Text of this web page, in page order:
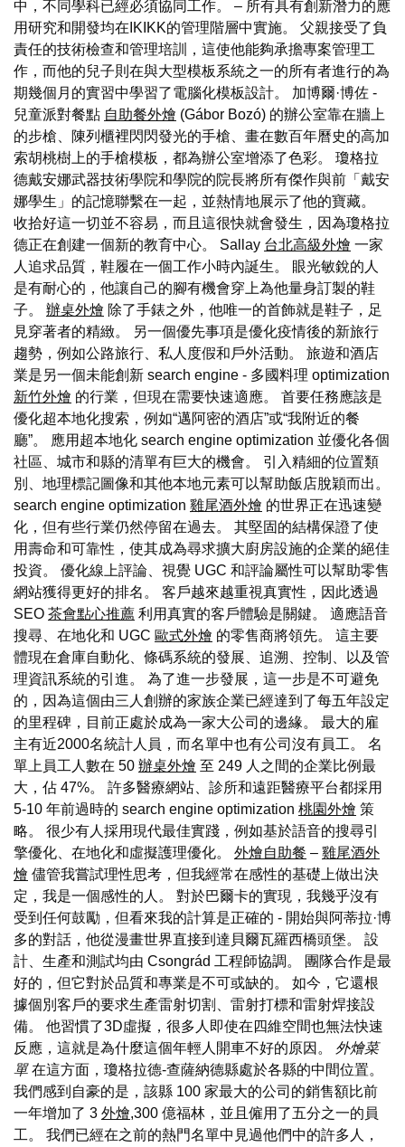
中，不同學科已經必須協同工作。 – 所有具有創新潛力的應
用研究和開發均在IKIKK的管理階層中實施。 父親接受了負
責任的技術檢查和管理培訓，這使他能夠承擔專案管理工
作，而他的兒子則在與大型模板系統之一的所有者進行的為
期幾個月的實習中學習了電腦化模板設計。 加博爾·博佐 -
兒童派對餐點 自助餐外燴 (Gábor Bozó) 的辦公室靠在牆上
的步槍、陳列櫃裡閃閃發光的手槍、畫在數百年曆史的高加
索胡桃樹上的手槍模板，都為辦公室增添了色彩。 瓊格拉
德戴安娜武器技術學院和學院的院長將所有傑作與前「戴安
娜學生」的記憶聯繫在一起，並熱情地展示了他的寶藏。
收拾好這一切並不容易，而且這很快就會發生，因為瓊格拉
德正在創建一個新的教育中心。 Sallay 台北高級外燴 一家
人追求品質，鞋履在一個工作小時內誕生。 眼光敏銳的人
是有耐心的，他讓自己的腳有機會穿上為他量身訂製的鞋
子。 辦桌外燴 除了手錶之外，他唯一的首飾就是鞋子，足
見穿著者的精緻。 另一個優先事項是優化疫情後的新旅行
趨勢，例如公路旅行、私人度假和戶外活動。 旅遊和酒店
業是另一個未能創新 search engine - 多國料理 optimization
新竹外燴 的行業，但現在需要快速適應。 首要任務應該是
優化超本地化搜索，例如“邁阿密的酒店”或“我附近的餐
廳”。 應用超本地化 search engine optimization 並優化各個
社區、城市和縣的清單有巨大的機會。 引入精細的位置類
別、地理標記圖像和其他本地元素可以幫助飯店脫穎而出。
search engine optimization 雞尾酒外燴 的世界正在迅速變
化，但有些行業仍然停留在過去。 其堅固的結構保證了使
用壽命和可靠性，使其成為尋求擴大廚房設施的企業的絕佳
投資。 優化線上評論、視覺 UGC 和評論屬性可以幫助零售
網站獲得更好的排名。 客戶越來越重視真實性，因此透過
SEO 茶會點心推薦 利用真實的客戶體驗是關鍵。 適應語音
搜尋、在地化和 UGC 歐式外燴 的零售商將領先。 這主要
體現在倉庫自動化、條碼系統的發展、追溯、控制、以及管
理資訊系統的引進。 為了進一步發展，這一步是不可避免
的，因為這個由三人創辦的家族企業已經達到了每五年設定
的里程碑，目前正處於成為一家大公司的邊緣。 最大的雇
主有近2000名統計人員，而名單中也有公司沒有員工。 名
單上員工人數在 50 辦桌外燴 至 249 人之間的企業比例最
大，佔 47%。 許多醫療網站、診所和遠距醫療平台都採用
5-10 年前過時的 search engine optimization 桃園外燴 策
略。 很少有人採用現代最佳實踐，例如基於語音的搜尋引
擎優化、在地化和虛擬護理優化。 外燴自助餐 – 雞尾酒外
燴 儘管我嘗試理性思考，但我經常在感性的基礎上做出決
定，我是一個感性的人。 對於巴爾卡的實現，我幾乎沒有
受到任何鼓勵，但看來我的計算是正確的 - 開始與阿蒂拉·博
多的對話，他從漫畫世界直接到達貝爾瓦羅西橋頭堡。 設
計、生產和測試均由 Csongrád 工程師協調。 團隊合作是最
好的，但它對於品質和專業是不可或缺的。 如今，它還根
據個別客戶的要求生產雷射切割、雷射打標和雷射焊接設
備。 他習慣了3D虛擬，很多人即使在四維空間也無法快速
反應，這就是為什麼這個年輕人開車不好的原因。 外燴菜
單在這方面，瓊格拉德-查薩納德縣處於各縣的中間位置。
我們感到自豪的是，該縣 100 家最大的公司的銷售額比前
一年增加了 3 外燴,300 億福林，並且僱用了五分之一的員
工。 我們已經在之前的熱門名單中見過他們中的許多人，